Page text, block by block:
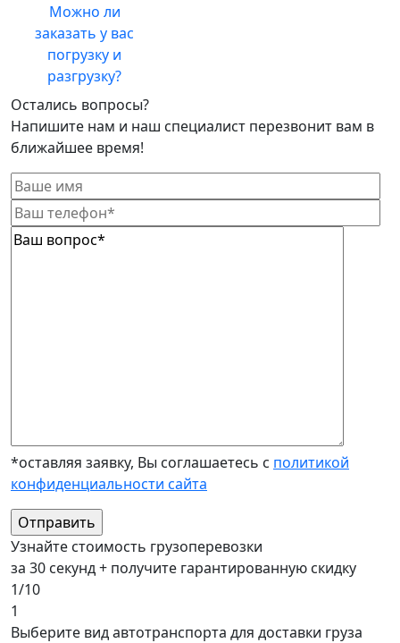
Можно ли
заказать у вас
погрузку и
разгрузку?
Остались вопросы?
Напишите нам и наш специалист перезвонит вам в
ближайшее время!
*оставляя заявку, Вы соглашаетесь с политикой
конфиденциальности сайта
Узнайте стоимость грузоперевозки
за 30 секунд + получите гарантированную скидку
1/10
1
Выберите вид автотранспорта для доставки груза